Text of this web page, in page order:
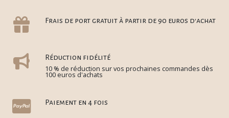
Frais de port gratuit à partir de 90 euros d'achat
Réduction fidélité
10 % de réduction sur vos prochaines commandes dès
100 euros d'achats
Paiement en 4 fois